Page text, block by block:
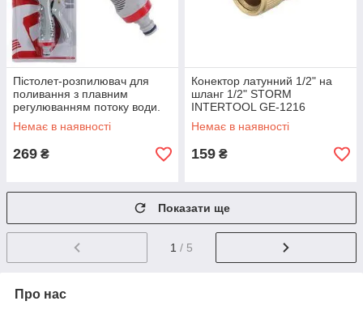
Пістолет-розпилювач для
поливання з плавним
регулюванням потоку води.
ABS, PP, TPR, ZINC ALLOY,
BRASS INTERTOOL GE-0012
Немає в наявності
269 ₴
Конектор латунний 1/2" на
шланг 1/2" STORM
INTERTOOL GE-1216
Немає в наявності
159 ₴
Показати ще
1 / 5
Про нас